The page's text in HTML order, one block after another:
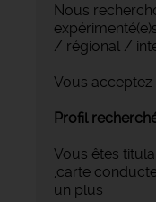
Nous
/ régional /
Vous
Profil
Vous êtes
,carte
un plus .